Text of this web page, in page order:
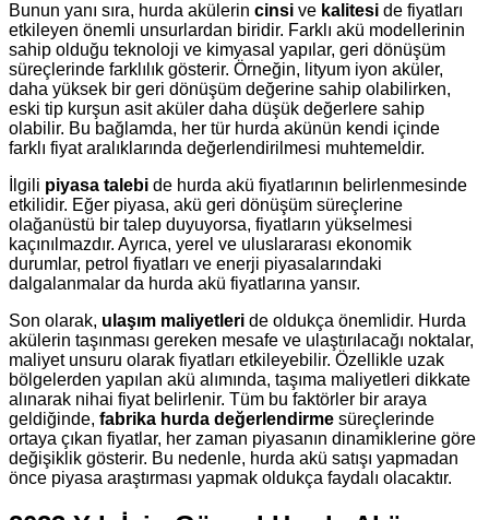
Bunun yanı sıra, hurda akülerin cinsi ve kalitesi de fiyatları
etkileyen önemli unsurlardan biridir. Farklı akü modellerinin
sahip olduğu teknoloji ve kimyasal yapılar, geri dönüşüm
süreçlerinde farklılık gösterir. Örneğin, lityum iyon aküler,
daha yüksek bir geri dönüşüm değerine sahip olabilirken,
eski tip kurşun asit aküler daha düşük değerlere sahip
olabilir. Bu bağlamda, her tür hurda akünün kendi içinde
farklı fiyat aralıklarında değerlendirilmesi muhtemeldir.
İlgili piyasa talebi de hurda akü fiyatlarının belirlenmesinde
etkilidir. Eğer piyasa, akü geri dönüşüm süreçlerine
olağanüstü bir talep duyuyorsa, fiyatların yükselmesi
kaçınılmazdır. Ayrıca, yerel ve uluslararası ekonomik
durumlar, petrol fiyatları ve enerji piyasalarındaki
dalgalanmalar da hurda akü fiyatlarına yansır.
Son olarak, ulaşım maliyetleri de oldukça önemlidir. Hurda
akülerin taşınması gereken mesafe ve ulaştırılacağı noktalar,
maliyet unsuru olarak fiyatları etkileyebilir. Özellikle uzak
bölgelerden yapılan akü alımında, taşıma maliyetleri dikkate
alınarak nihai fiyat belirlenir. Tüm bu faktörler bir araya
geldiğinde, fabrika hurda değerlendirme süreçlerinde
ortaya çıkan fiyatlar, her zaman piyasanın dinamiklerine göre
değişiklik gösterir. Bu nedenle, hurda akü satışı yapmadan
önce piyasa araştırması yapmak oldukça faydalı olacaktır.